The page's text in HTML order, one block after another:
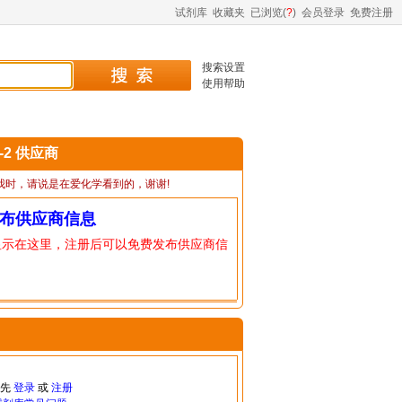
试剂库 收藏夹 已浏览(?) 会员登录 免费注册
搜索设置
使用帮助
供应商
时，请说是在爱化学看到的，谢谢!
供应商信息
在这里，注册后可以免费发布供应商信
登录或 注册